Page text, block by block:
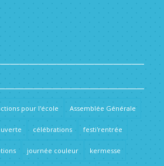
pour l'école Assemblée Générale
célébrations festi'rentrée
journée couleur kermesse